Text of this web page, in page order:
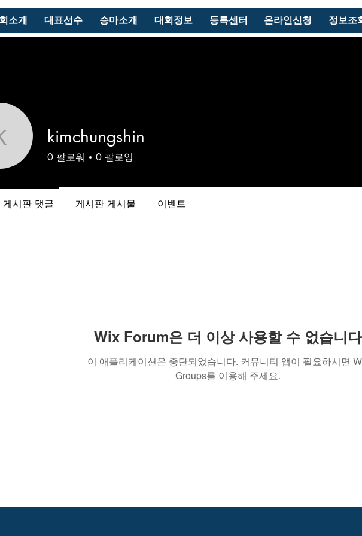
소개 대표선수 승마소개 대회정보 등록센터 온라인신청 정보조
Wix Forum은 더 이상 사용할 수 없습니다
이 애플리케이션은 중단되었습니다. 커뮤니티 앱이 필요하시면
Groups를 이용해 주세요.
kimchungshin
kimchungshin
0 팔로워 0 팔로잉
게시판 댓글 게시판 게시물 이벤트